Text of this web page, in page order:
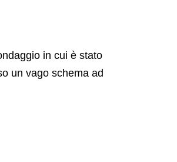
in cui è stato
un vago schema ad